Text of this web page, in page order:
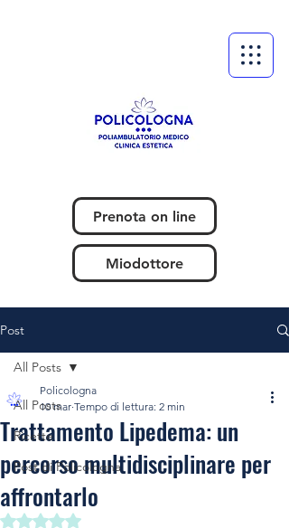
Prenota on line
Miodottore
Post
All Posts
Ricette
Post di Policologna
All Posts
Trattamento Lipedema: un
percorso multidisciplinare per
affrontarlo
Policologna
10 mar Tempo di lettura: 2 min
Valutazione NaN stelle su 5.